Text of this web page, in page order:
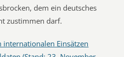
dem ein deutsches
zustimmen darf.